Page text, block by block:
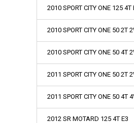
2010 SPORT CITY ONE 125 4T
2010 SPORT CITY ONE 50 2T
2010 SPORT CITY ONE 50 4T
2011 SPORT CITY ONE 50 2T
2011 SPORT CITY ONE 50 4T
2012 SR MOTARD 125 4T E3